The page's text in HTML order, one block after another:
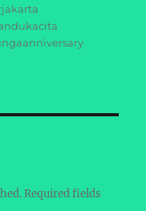
Required fields